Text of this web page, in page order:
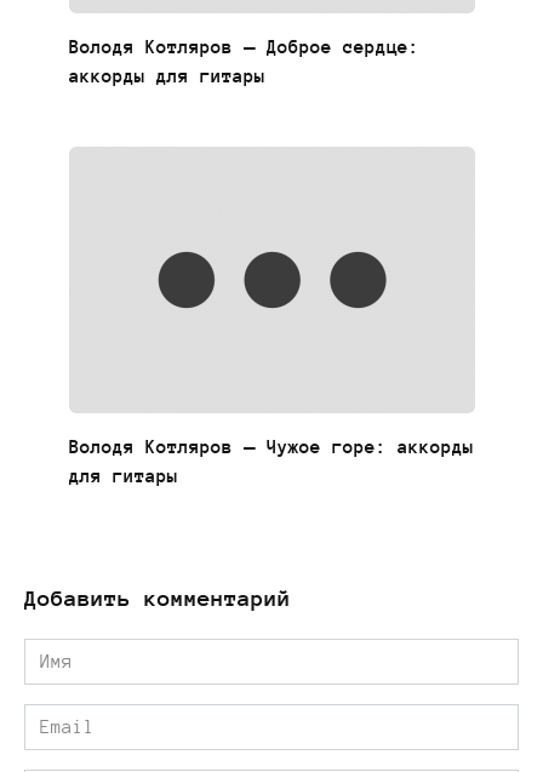
Володя Котляров — Доброе сердце:
аккорды для гитары
Володя Котляров — Чужое горе: аккорды
для гитары
Добавить комментарий
Имя
*
Email
*